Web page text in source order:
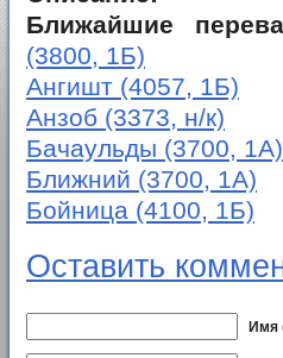
Ближайшие
(3800, 1Б)
Ангишт (4057, 1Б)
Анзоб (3373, н/к)
Бачаульды (3700, 1А)
Ближний (3700, 1А)
Бойница (4100, 1Б)
Оставить
Имя